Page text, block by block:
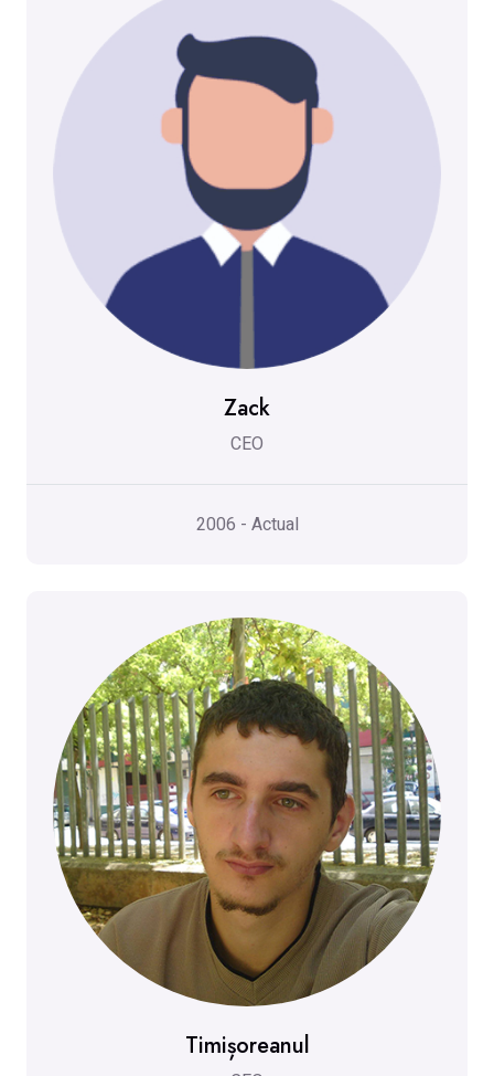
Zack
CEO
2006 - Actual
Timișoreanul